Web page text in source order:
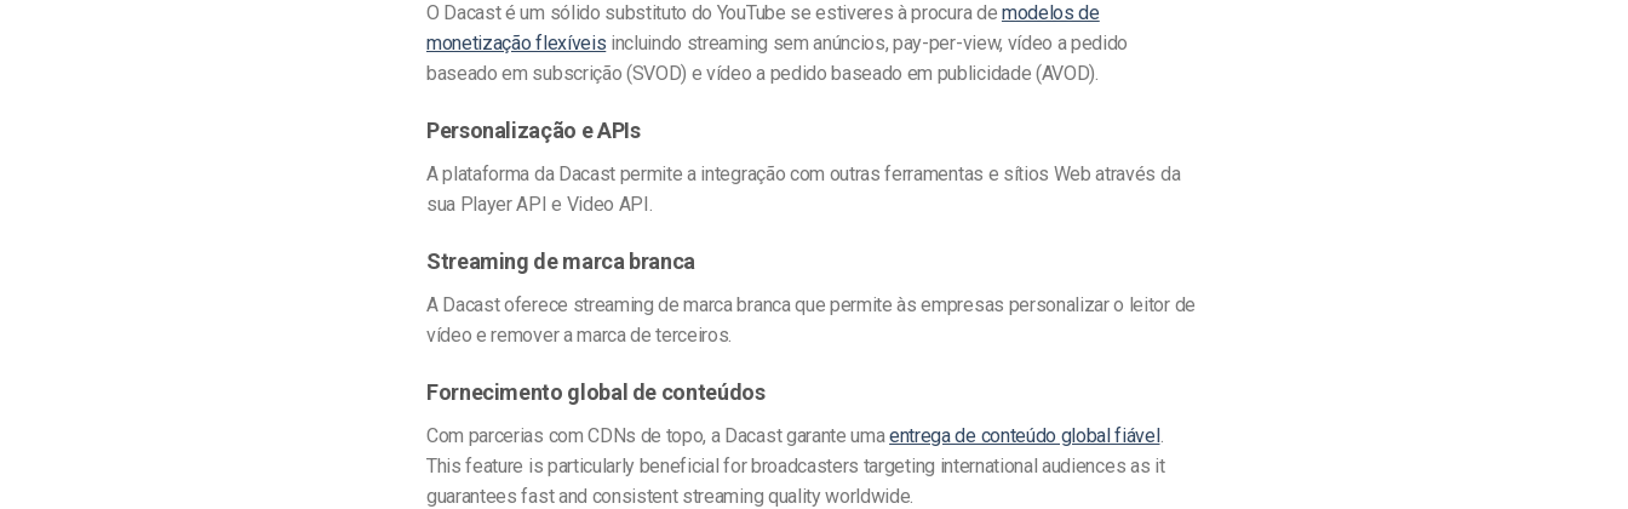
O Dacast é um sólido substituto do YouTube se estiveres à procura de modelos de
monetização flexíveis incluindo streaming sem anúncios, pay-per-view, vídeo a pedido
baseado em subscrição (SVOD) e vídeo a pedido baseado em publicidade (AVOD).
Personalização e APIs
A plataforma da Dacast permite a integração com outras ferramentas e sítios Web através da
sua Player API e Video API.
Streaming de marca branca
A Dacast oferece streaming de marca branca que permite às empresas personalizar o leitor de
vídeo e remover a marca de terceiros.
Fornecimento global de conteúdos
Com parcerias com CDNs de topo, a Dacast garante umaentrega de conteúdo global fiável.
This feature is particularly beneficial for broadcasters targeting international audiences as it
guarantees fast and consistent streaming quality worldwide.